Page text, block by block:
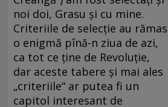
noi doi, Grasu și cu mine.
Criteriile de selecție au rămas
o enigmă pînă-n ziua de azi,
ca tot ce ține de Revoluție,
dar aceste tabere și mai ales
„criteriile“ ar putea fi un
capitol interesant de